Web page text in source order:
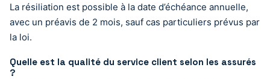
La résiliation est possible à la date d’échéance annuelle,
avec un préavis de 2 mois, sauf cas particuliers prévus par
la loi.
Quelle est la qualité du service client selon les assurés
?